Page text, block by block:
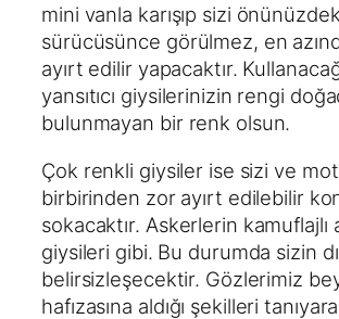
mini vanla karışıp sizi
sürücüsünce görülmez, en
ayırt edilir yapacaktır.
yansıtıcı giysilerinizin rengi
bulunmayan bir renk olsun.
Çok renkli giysiler ise sizi ve
birbirinden zor ayırt edilebilir
sokacaktır. Askerlerin kamuflajlı
giysileri gibi. Bu durumda sizin
belirsizleşecektir. Gözlerimiz
hafızasına aldığı şekilleri